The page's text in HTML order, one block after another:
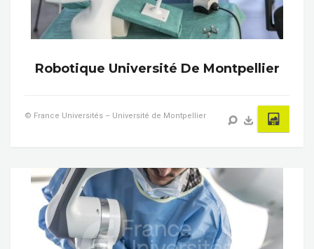
Robotique Université De Montpellier
© France Universités – Université de Montpellier